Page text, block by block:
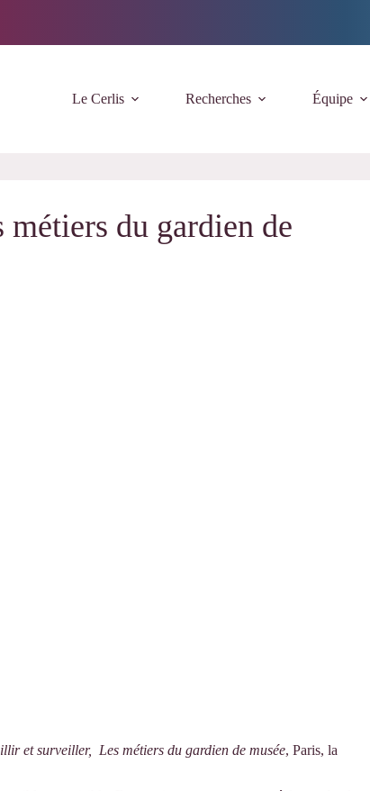
Le Cerlis Recherches Équipe
du gardien de
et surveiller, Les métiers du gardien de musée, Paris, la